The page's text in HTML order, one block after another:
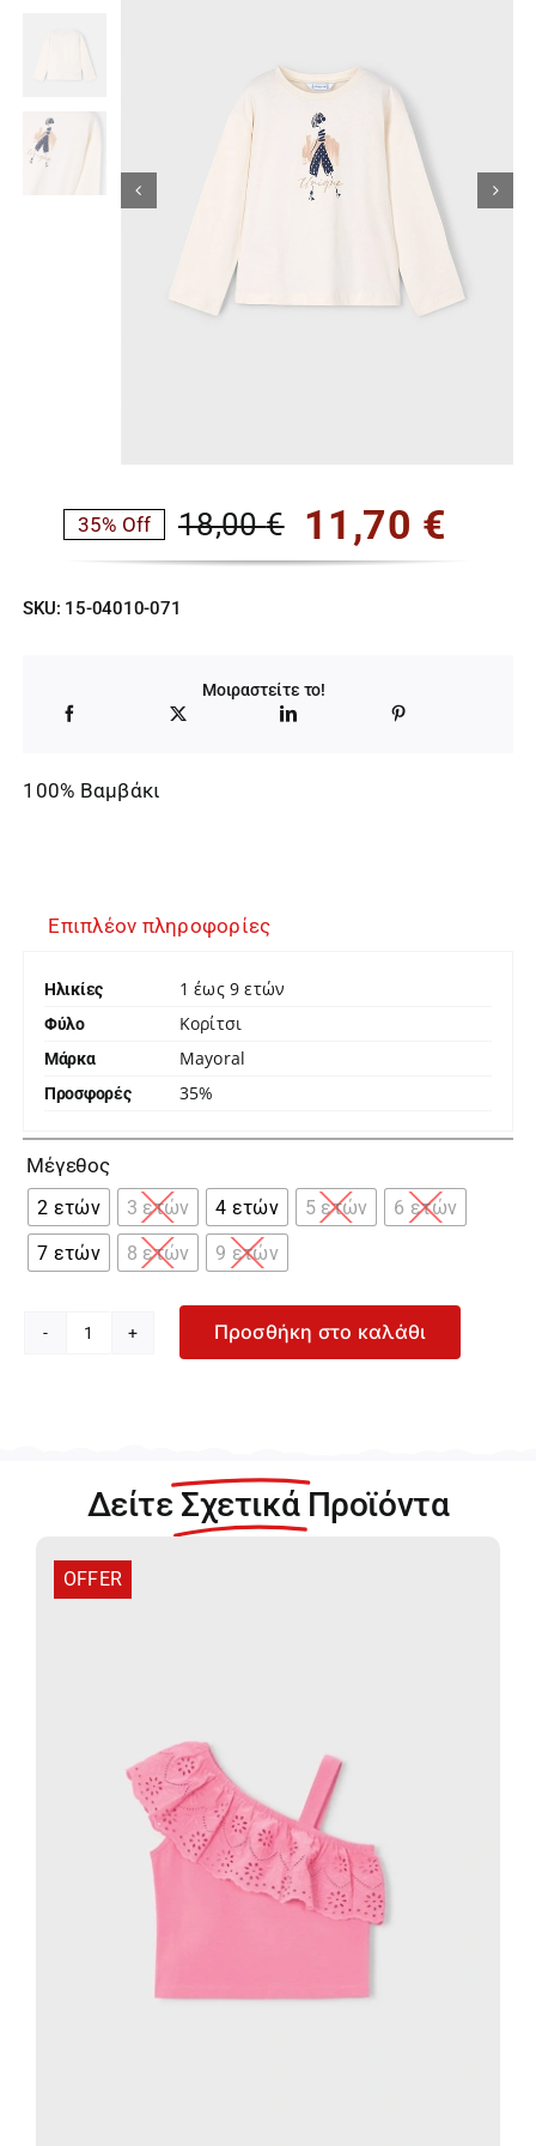
Είδη Παρέλασης
18,00€
Original
price
18,00 €.
11,70 €
Η
τρέχουσα
είναι:
11,70 €.
35% Off
SKU: 15-04010-071
Μοιραστείτε το!
100% Βαμβάκι
Επιπλέον πληροφορίες
Ηλικίες 1 έως 9 ετών
Φύλο Κορίτσι
Μάρκα Mayoral
Προσφορές 35%
Μέγεθος
2 ετών 3 ετών 4 ετών 5 ετών
6 ετών
7 ετών
8 ετών 9 ετών
Mayoral
15-
071
ποσότητα
Προσθήκη στο καλάθι
Δείτε Σχετικά Προϊόντα
OFFER